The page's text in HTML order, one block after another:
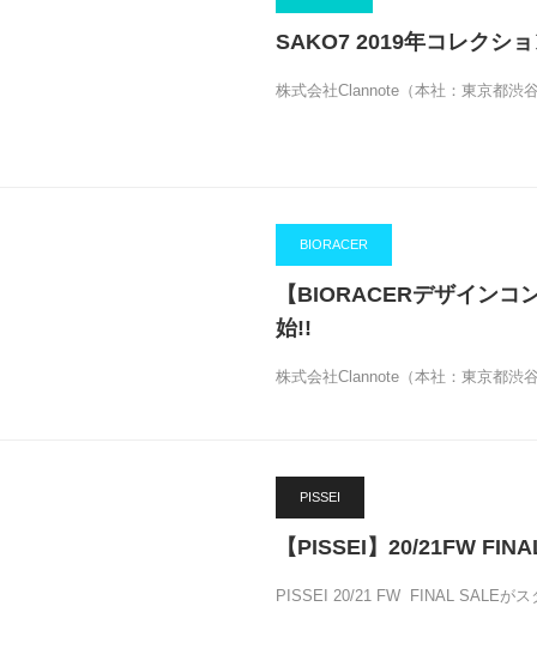
SAKO7 2019年コレクシ
株式会社Clannote（本社：東京都渋
BIORACER
【BIORACERデザインコ
始!!
株式会社Clannote（本社：東京都渋
PISSEI
【PISSEI】20/21FW
PISSEI 20/21 FW FINAL SALEが